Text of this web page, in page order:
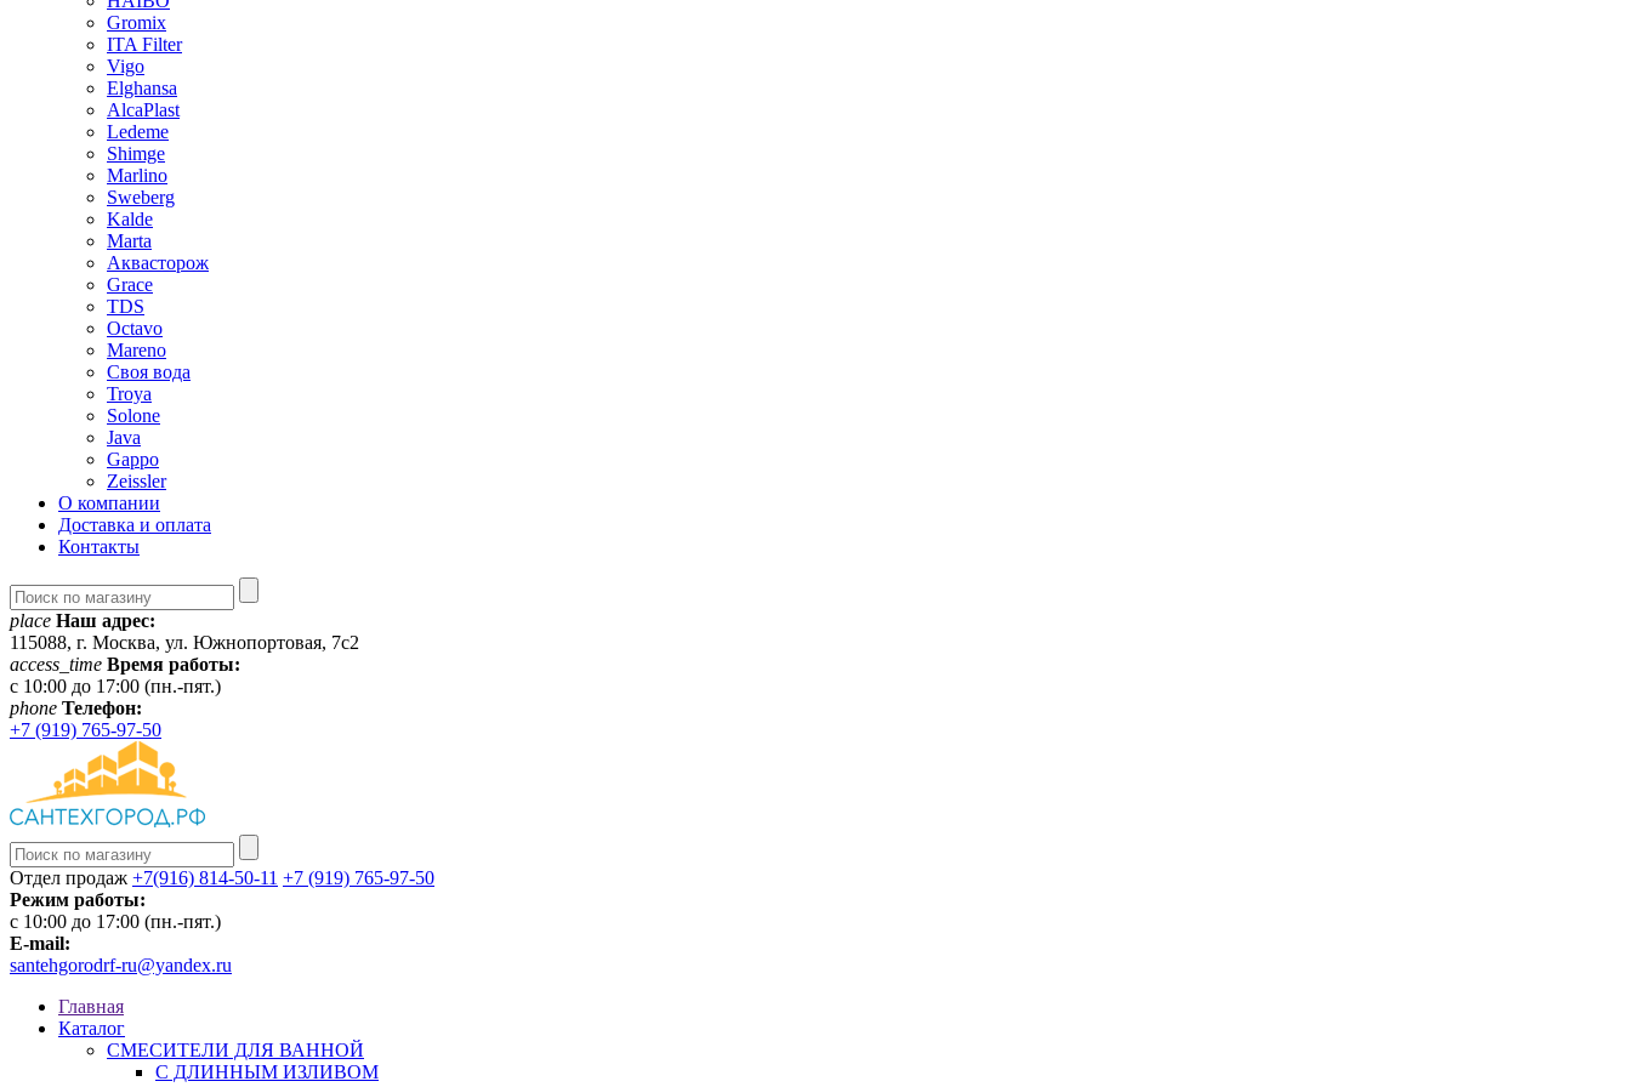
Gromix
ITA Filter
Vigo
Elghansa
AlcaPlast
Ledeme
Shimge
Marlino
Sweberg
Kalde
Marta
Аквасторож
Grace
TDS
Octavo
Mareno
Своя вода
Troya
Solone
Java
Gappo
Zeissler
О компании
Доставка и оплата
Контакты
place Наш адрес:
115088, г. Москва, ул. Южнопортовая, 7с2
access_time Время работы:
c 10:00 до 17:00 (пн.-пят.)
phone Телефон:
+7 (919) 765-97-50
Отдел продаж +7(916) 814-50-11 +7 (919) 765-97-50
Режим работы:
c 10:00 до 17:00 (пн.-пят.)
E-mail:
santehgorodrf-ru@yandex.ru
Главная
Каталог
СМЕСИТЕЛИ ДЛЯ ВАННОЙ
С ДЛИННЫМ ИЗЛИВОМ